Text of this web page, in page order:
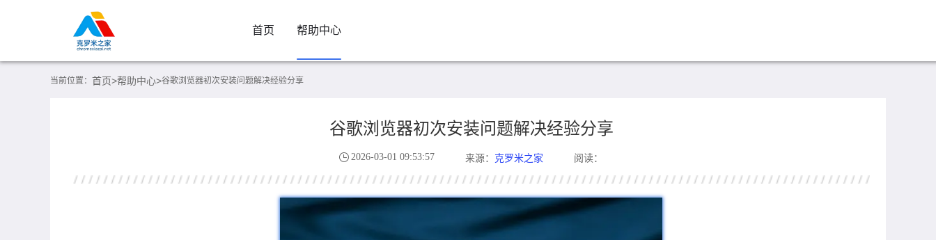
首页 帮助中心
当前位置： 首页>帮助中心>谷歌浏览器初次安装问题解决经验分享
谷歌浏览器初次安装问题解决经验分享
2026-03-01 09:53:57 来源： 克罗米之家 阅读：